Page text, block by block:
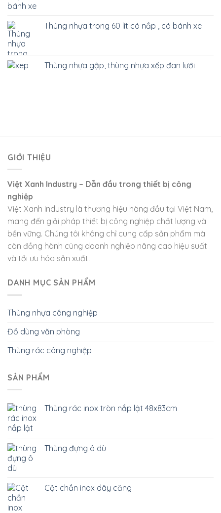
Thùng nhựa trong 60 lít có nắp , có bánh xe
Thùng nhựa gập, thùng nhựa xếp đan lưới
GIỚI THIỆU
Việt Xanh Industry – Dẫn đầu trong thiết bị công
nghiệp
Việt Xanh Industry là thương hiệu hàng đầu tại Việt Nam,
mang đến giải pháp thiết bị công nghiệp chất lượng và
bền vững. Chúng tôi không chỉ cung cấp sản phẩm mà
còn đồng hành cùng doanh nghiệp nâng cao hiệu suất
và tối ưu hóa sản xuất.
DANH MỤC SẢN PHẨM
Thùng nhựa công nghiệp
Đồ dùng văn phòng
Thùng rác công nghiệp
SẢN PHẨM
Thùng rác inox tròn nắp lật 48x83cm
Thùng đựng ô dù
Cột chắn inox dây căng